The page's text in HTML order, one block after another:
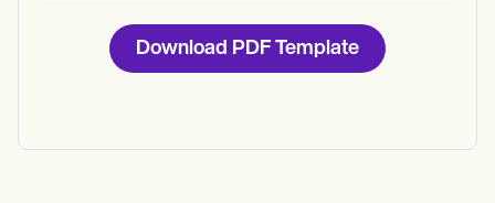
Download PDF Template